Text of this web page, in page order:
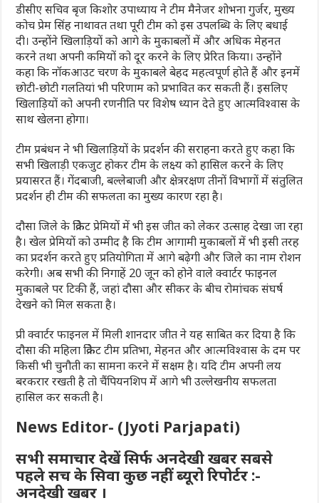
डीसीए सचिव बृज किशोर उपाध्याय ने टीम मैनेजर शोभना गुर्जर, मुख्य
कोच प्रेम सिंह नाथावत तथा पूरी टीम को इस उपलब्धि के लिए बधाई
दी। उन्होंने खिलाड़ियों को आगे के मुकाबलों में और अधिक मेहनत
करने तथा अपनी कमियों को दूर करने के लिए प्रेरित किया। उन्होंने
कहा कि नॉकआउट चरण के मुकाबले बेहद महत्वपूर्ण होते हैं और इनमें
छोटी-छोटी गलतियां भी परिणाम को प्रभावित कर सकती हैं। इसलिए
खिलाड़ियों को अपनी रणनीति पर विशेष ध्यान देते हुए आत्मविश्वास के
साथ खेलना होगा।
टीम प्रबंधन ने भी खिलाड़ियों के प्रदर्शन की सराहना करते हुए कहा कि
सभी खिलाड़ी एकजुट होकर टीम के लक्ष्य को हासिल करने के लिए
प्रयासरत हैं। गेंदबाजी, बल्लेबाजी और क्षेत्ररक्षण तीनों विभागों में संतुलित
प्रदर्शन ही टीम की सफलता का मुख्य कारण रहा है।
दौसा जिले के क्रिकेट प्रेमियों में भी इस जीत को लेकर उत्साह देखा जा रहा
है। खेल प्रेमियों को उम्मीद है कि टीम आगामी मुकाबलों में भी इसी तरह
का प्रदर्शन करते हुए प्रतियोगिता में आगे बढ़ेगी और जिले का नाम रोशन
करेगी। अब सभी की निगाहें 20 जून को होने वाले क्वार्टर फाइनल
मुकाबले पर टिकी हैं, जहां दौसा और सीकर के बीच रोमांचक संघर्ष
देखने को मिल सकता है।
प्री क्वार्टर फाइनल में मिली शानदार जीत ने यह साबित कर दिया है कि
दौसा की महिला क्रिकेट टीम प्रतिभा, मेहनत और आत्मविश्वास के दम पर
किसी भी चुनौती का सामना करने में सक्षम है। यदि टीम अपनी लय
बरकरार रखती है तो चैंपियनशिप में आगे भी उल्लेखनीय सफलता
हासिल कर सकती है।
News Editor- (Jyoti Parjapati)
सभी समाचार देखें सिर्फ अनदेखी खबर सबसे
पहले सच के सिवा कुछ नहीं ब्यूरो रिपोर्टर :-
अनदेखी खबर ।